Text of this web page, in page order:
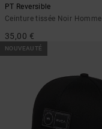
PT Reversible
Ceinture tissée Noir Homme
35,00 €
NOUVEAUTÉ